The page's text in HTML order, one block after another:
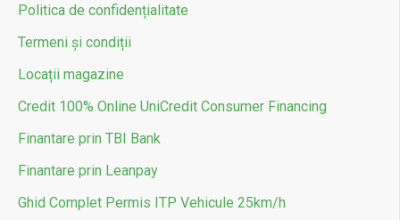
Politica de confidențialitate
Termeni și condiții
Locații magazine
Credit 100% Online UniCredit Consumer Financing
Finantare prin TBI Bank
Finantare prin Leanpay
Ghid Complet Permis ITP Vehicule 25km/h